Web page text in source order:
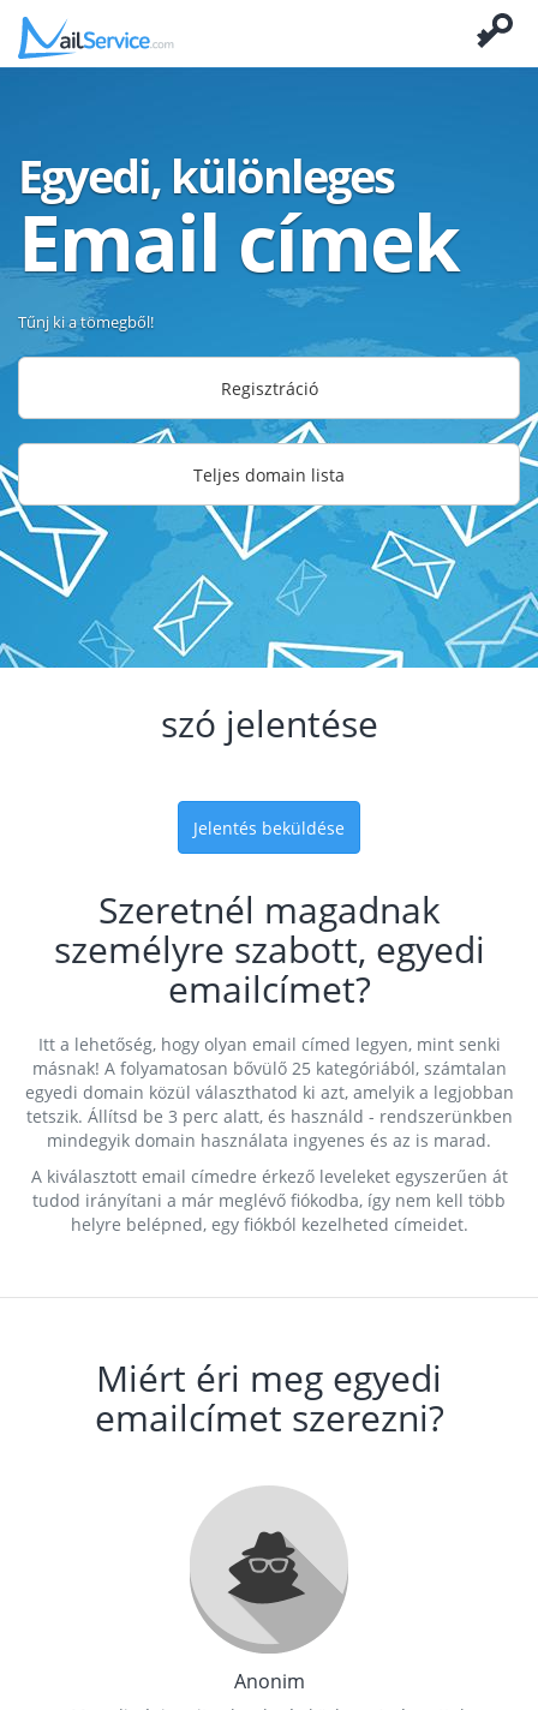
Egyedi, különleges
Email címek
Tűnj ki a tömegből!
Regisztráció
Teljes domain lista
szó jelentése
Jelentés beküldése
Szeretnél magadnak
személyre szabott, egyedi
emailcímet?
Itt a lehetőség, hogy olyan email címed legyen, mint senki
másnak! A folyamatosan bővülő 25 kategóriából, számtalan
egyedi domain közül választhatod ki azt, amelyik a legjobban
tetszik. Állítsd be 3 perc alatt, és használd - rendszerünkben
mindegyik domain használata ingyenes és az is marad.
A kiválasztott email címedre érkező leveleket egyszerűen át
tudod irányítani a már meglévő fiókodba, így nem kell több
helyre belépned, egy fiókból kezelheted címeidet.
Miért éri meg egyedi
emailcímet szerezni?
Anonim